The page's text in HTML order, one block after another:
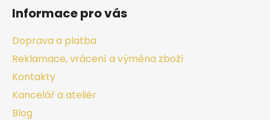
Informace pro vás
Doprava a platba
Reklamace, vrácení a výměna zboží
Kontakty
Kancelář a ateliér
Blog